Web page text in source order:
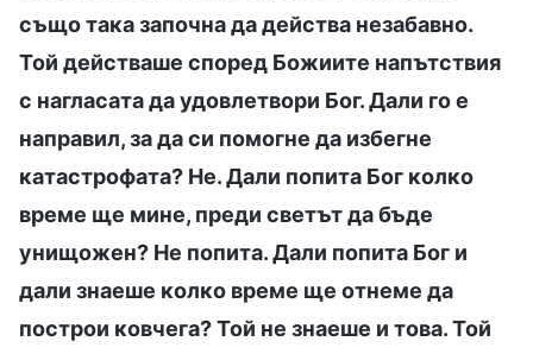
също така започна да действа незабавно.
Той действаше според Божиите напътствия
с нагласата да удовлетвори Бог. Дали го е
направил, за да си помогне да избегне
катастрофата? Не. Дали попита Бог колко
време ще мине, преди светът да бъде
унищожен? Не попита. Дали попита Бог и
дали знаеше колко време ще отнеме да
построи ковчега? Той не знаеше и това. Той